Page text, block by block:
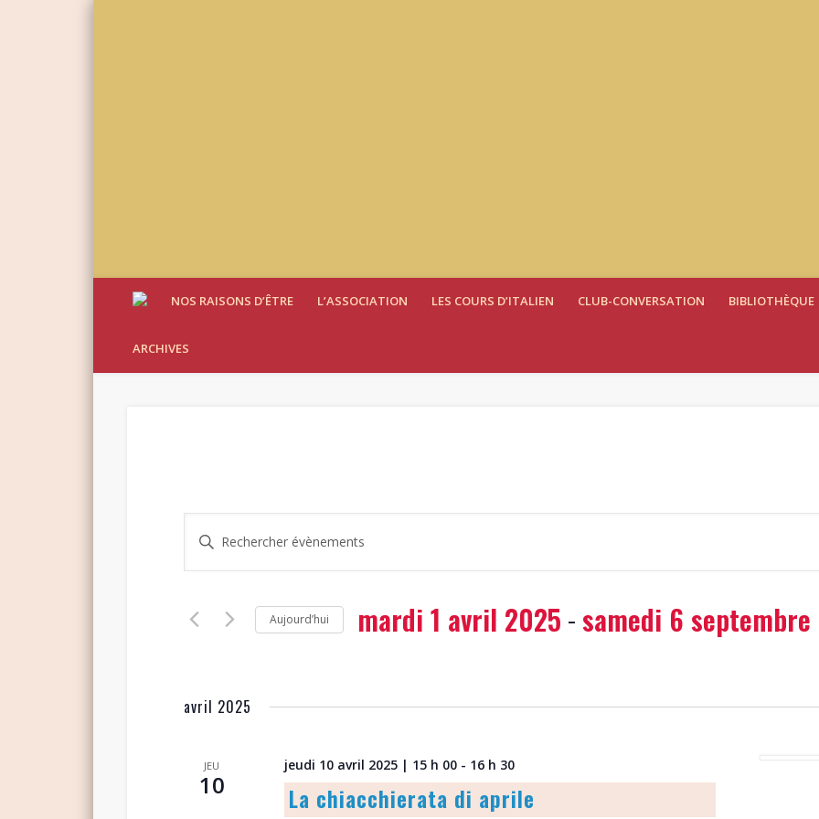
NOS RAISONS D’ÊTRE L’ASSOCIATION LES COURS D’ITALIEN CLUB-CONVERSATION BIBLIOTHÈQUE
ARCHIVES
de
Saisir
Évènements
Aujourd’hui mardi 1 avril 2025 - samedi 6
avril 2025
JEU
10
jeudi 10 avril 2025 | 15 h 00- 16 h 30
La chiacchierata di aprile